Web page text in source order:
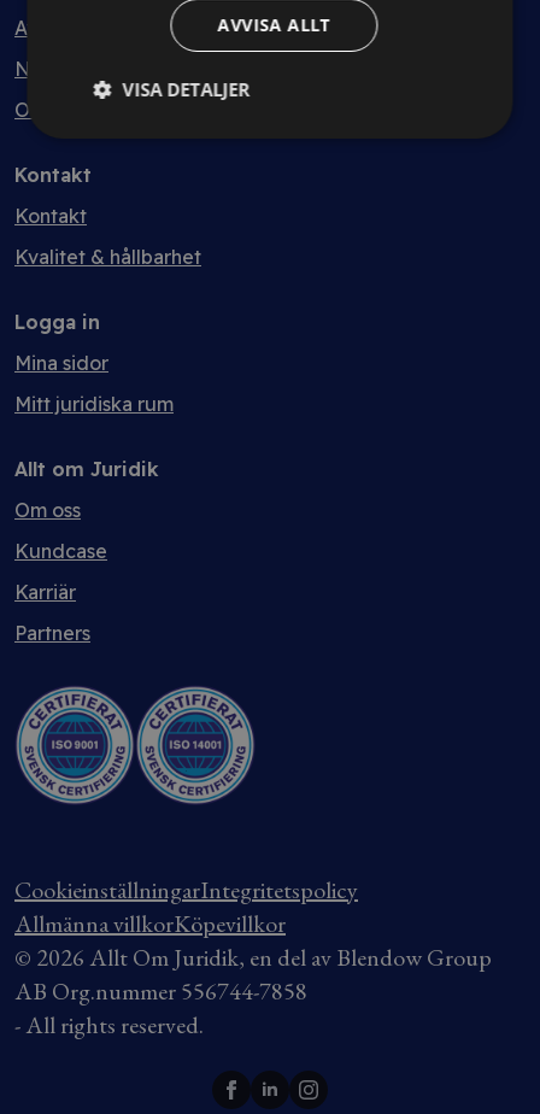
Avtalsmallar
Nyheter
Ordlista
Kontakt
Kontakt
Kvalitet & hållbarhet
Logga in
Mina sidor
Mitt juridiska rum
Allt om Juridik
Om oss
Kundcase
Karriär
Partners
CookieinställningarIntegritetspolicy
Allmänna villkorKöpevillkor
© 2026 Allt Om Juridik, en del av Blendow Group
AB Org.nummer 556744-7858
- All rights reserved.
AVVISA ALLT
VISA DETALJER